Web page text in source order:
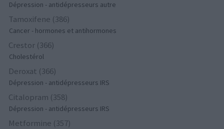
Dépression - antidépresseurs autre
Tamoxifene (386)
Cancer - hormones et antihormones
Crestor (366)
Cholestérol
Deroxat (366)
Dépression - antidépresseurs IRS
Citalopram (358)
Dépression - antidépresseurs IRS
Metformine (357)